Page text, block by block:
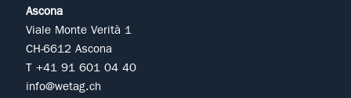
Ascona
Viale Monte Verità 1
CH-6612 Ascona
T +41 91 601 04 40
info@wetag.ch